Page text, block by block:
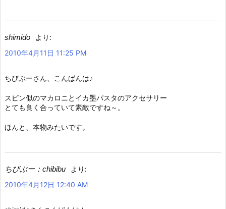
shimido
より:
2010年4月11日 11:25 PM
ちびぶーさん、こんばんは♪
スピン似のマカロニとイカ墨パスタのアクセサリー
とても良く合っていて素敵ですね～。
ほんと、本物みたいです。
ちびぶー：chibibu
より:
2010年4月12日 12:40 AM